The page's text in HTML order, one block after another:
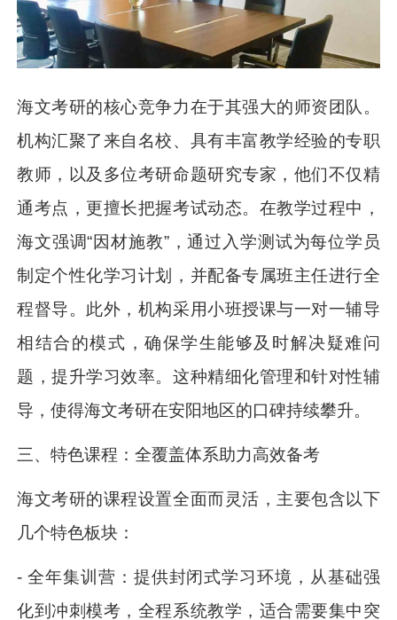
海文考研的核心竞争力在于其强大的师资团队。
机构汇聚了来自名校、具有丰富教学经验的专职
教师，以及多位考研命题研究专家，他们不仅精
通考点，更擅长把握考试动态。在教学过程中，
海文强调“因材施教”，通过入学测试为每位学员
制定个性化学习计划，并配备专属班主任进行全
程督导。此外，机构采用小班授课与一对一辅导
相结合的模式，确保学生能够及时解决疑难问
题，提升学习效率。这种精细化管理和针对性辅
导，使得海文考研在安阳地区的口碑持续攀升。
三、特色课程：全覆盖体系助力高效备考
海文考研的课程设置全面而灵活，主要包含以下
几个特色板块：
- 全年集训营：提供封闭式学习环境，从基础强
化到冲刺模考，全程系统教学，适合需要集中突